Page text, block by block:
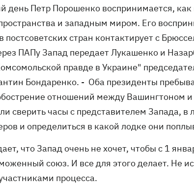
день Петр Порошенко воспринимается,
и западным миром. Его
постсоветских стран контактирует с
ПАПу Запад передает Лукашенко и
правде в Украине"
Бондаренко. - Оба президенты
отношений между Вашингтоном
сверить часы с представителем Запада,
и определиться в какой лодке они
что Запад очень не хочет, чтобы с 1
союз. И все для этого делает. Не
процесса.